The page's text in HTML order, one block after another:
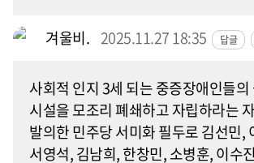
겨울비. 2025.11.27 18:35 답글
사회적 인지 3세 되는 중증장애인들의
시설을 모조리 폐쇄하고 자립하라는
발의한 민주당 서미화 필두로 김선민,
서영석, 김남희, 한창민, 소병훈, 이수